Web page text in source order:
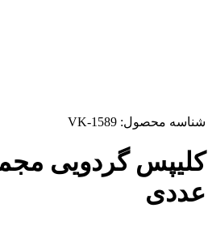
شناسه محصول: VK-1589
عددی